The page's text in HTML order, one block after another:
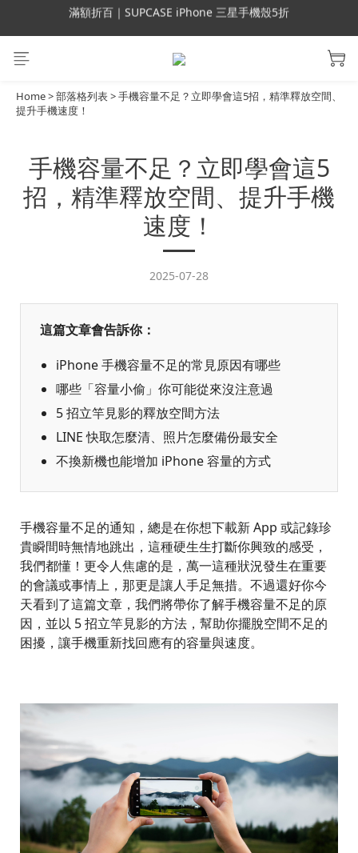
會員699免運｜父親節禮手機殼5折、行動電源66折
會員699免運｜父親節禮手機殼5折、行動電源66折
滿額折百｜UAG 66折 現貨24hr快速出貨
滿額折百｜SUPCASE iPhone 三星手機殼5折
Home>部落格列表>手機容量不足？立即學會這5招，精準釋放空間、
提升手機速度！
手機容量不足？立即學會這5
招，精準釋放空間、提升手機
速度！
2025-07-28
這篇文章會告訴你：
iPhone 手機容量不足的常見原因有哪些
哪些「容量小偷」你可能從來沒注意過
5 招立竿見影的釋放空間方法
LINE 快取怎麼清、照片怎麼備份最安全
不換新機也能增加 iPhone 容量的方式
手機容量不足的通知，總是在你想下載新 App 或記錄珍
貴瞬間時無情地跳出，這種硬生生打斷你興致的感受，
我們都懂！更令人焦慮的是，萬一這種狀況發生在重要
的會議或事情上，那更是讓人手足無措。不過還好你今
天看到了這篇文章，我們將帶你了解手機容量不足的原
因，並以 5 招立竿見影的方法，幫助你擺脫空間不足的
困擾，讓手機重新找回應有的容量與速度。